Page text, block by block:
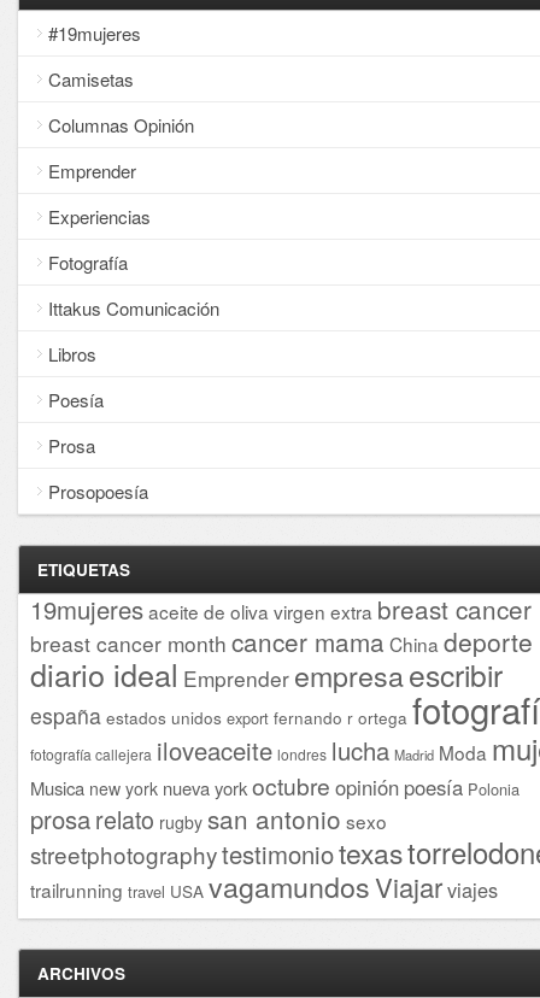
#19mujeres
Camisetas
Columnas Opinión
Emprender
Experiencias
Fotografía
Ittakus Comunicación
Libros
Poesía
Prosa
Prosopoesía
ETIQUETAS
19mujeresaceite de oliva virgen extra breast cancer
breast cancer month cancer mama China deporte
diario ideal Emprender empresaescribir
españa estados unidos export fernando r ortega
fotografía callejera iloveaceite londres lucha Madrid Moda
Musica new york nueva yorkoctubre opinión poesía Polonia
prosarelato rugby san antonio sexo
streetphotographytestimoniotexas
trailrunning travel USA vagamundosViajarviajes
ARCHIVOS